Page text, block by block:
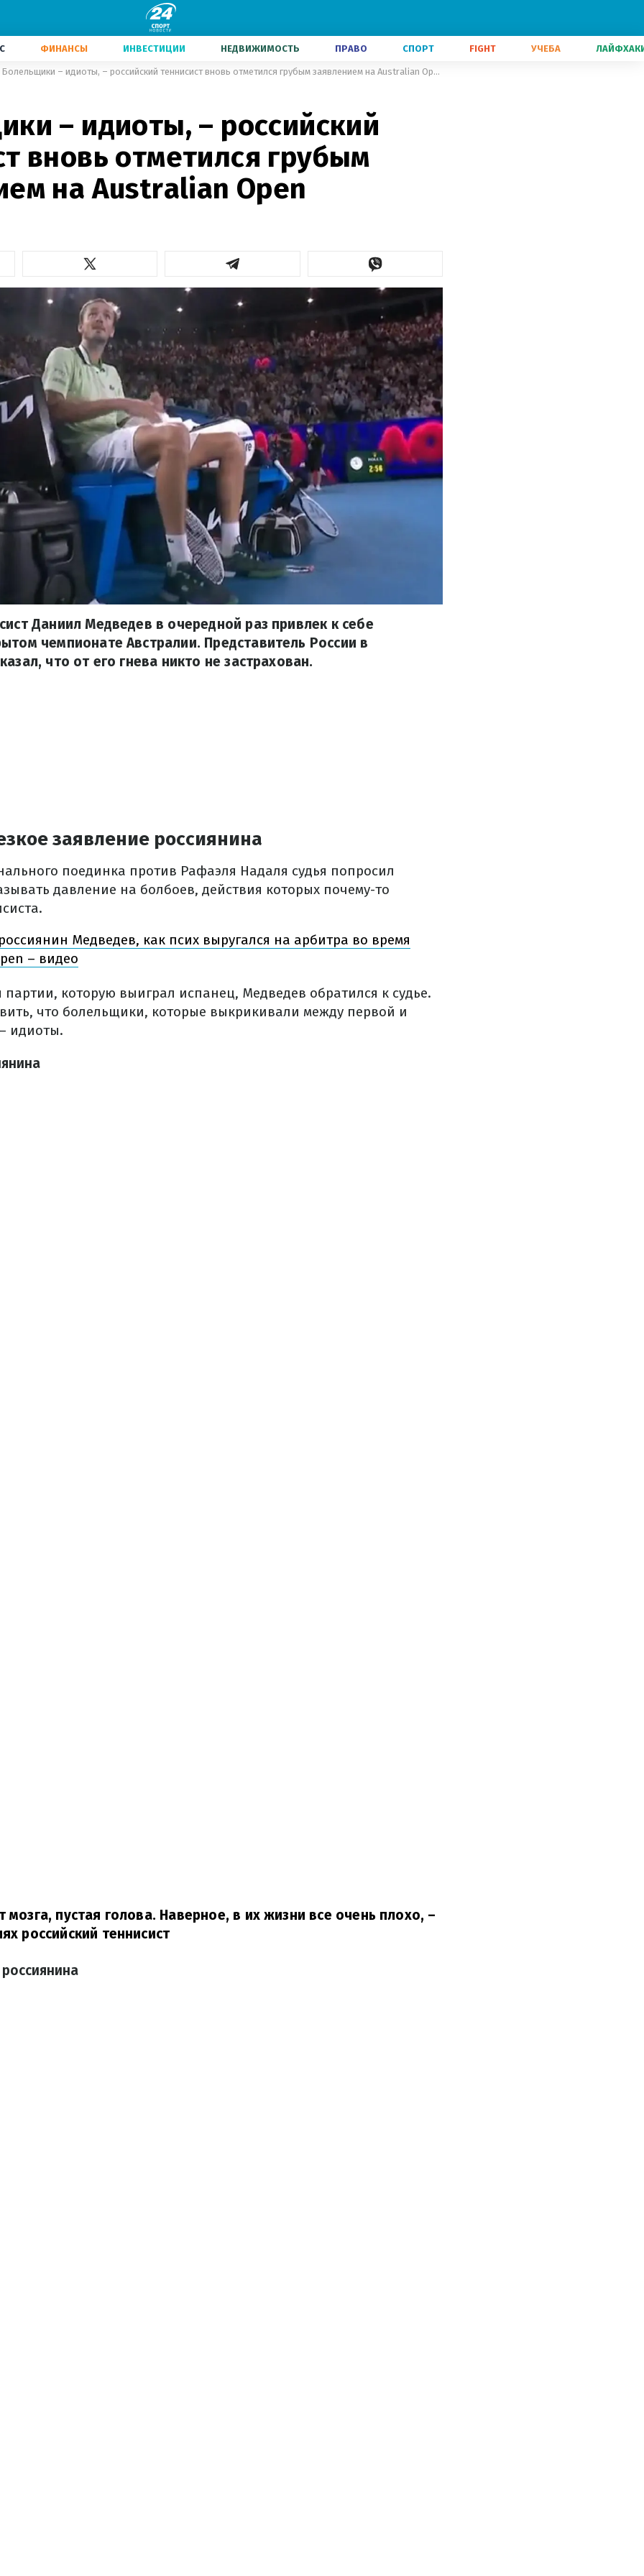
ФИНАНСЫ ИНВЕСТИЦИИ НЕДВИЖИМОСТЬ ПРАВО СПОРТ FIGHT УЧЕБА
Болельщики – идиоты, – российский теннисист вновь отметился грубым заявлением на Australian Open
– идиоты, – российский
вновь отметился грубым
на Australian Open
Даниил Медведев в очередной раз привлек к себе
чемпионате Австралии. Представитель России в
что от его гнева никто не застрахован.
заявление россиянина
поединка против Рафаэля Надаля судья попросил
давление на болбоев, действия которых почему-то
Медведев, как псих выругался на арбитра во время
– видео
которую выиграл испанец, Медведев обратился к судье.
что болельщики, которые выкрикивали между первой и
идиоты.
мозга, пустая голова. Наверное, в их жизни все очень плохо, –
российский теннисист